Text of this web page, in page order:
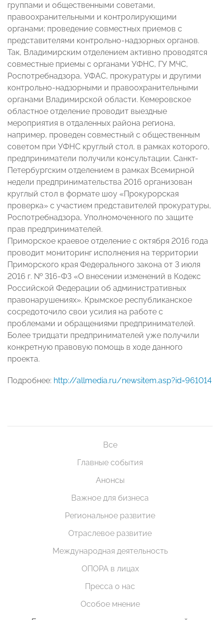
группами и общественными советами,
правоохранительными и контролирующими
органами; проведение совместных приемов с
представителями контрольно-надзорных органов.
Так, Владимирским отделением активно проводятся
совместные приемы с органами УФНС, ГУ МЧС,
Роспотребнадзора, УФАС, прокуратуры и другими
контрольно-надзорными и правоохранительными
органами Владимирской области. Кемеровское
областное отделение проводит выездные
мероприятия в отдаленных района региона,
например, проведен совместный с общественным
советом при УФНС круглый стол, в рамках которого,
предприниматели получили консультации. Санкт-
Петербургским отделением в рамках Всемирной
недели предпринимательства 2016 организован
круглый стол в формате шоу «Прокурорская
проверка» с участием представителей прокуратуры,
Роспотребнадзора, Уполномоченного по защите
прав предпринимателей.
Приморское краевое отделение с октября 2016 года
проводит мониторинг исполнения на территории
Приморского края Федерального закона от 3 июля
2016 г. № 316-ФЗ «О внесении изменений в Кодекс
Российской Федерации об административных
правонарушениях». Крымское республиканское
сосредоточило свои усилия на работе с
проблемами и обращениями предпринимателей.
Более тридцати предпринимателей уже получили
конкретную правовую помощь в ходе данного
проекта.
Подробнее: http://allmedia.ru/newsitem.asp?id=961014
Все
Главные события
Анонсы
Важное для бизнеса
Региональное развитие
Отраслевое развитие
Международная деятельность
ОПОРА в лицах
Пресса о нас
Особое мнение